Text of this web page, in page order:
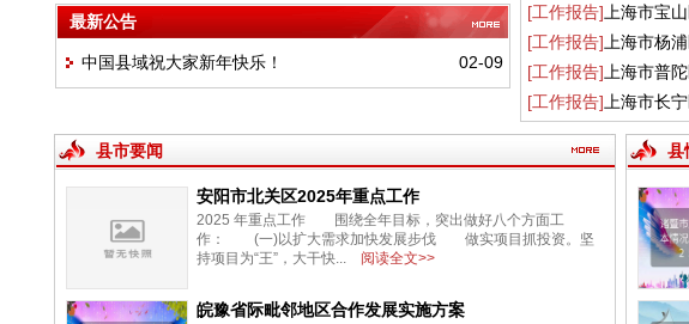
最新公告
02-09
中国县域祝大家新年快乐！
[工作报告] 上海市宝
[工作报告] 上海市杨
[工作报告] 上海市普
[工作报告] 上海市长
县市要闻
安阳市北关区2025年重点工作
2025 年重点工作 围绕全年目标，突出做好八个方面工
作： (一)以扩大需求加快发展步伐 做实项目抓投资。坚
持项目为“王”，大干快...
阅读全文>>
皖豫省际毗邻地区合作发展实施方案
县